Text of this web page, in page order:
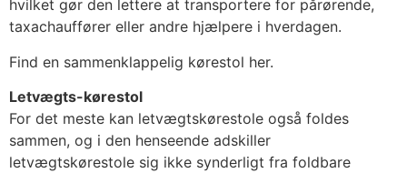
hvilket gør den lettere at transportere for pårørende,
taxachauffører eller andre hjælpere i hverdagen.
Find en sammenklappelig kørestol her.
Letvægts-kørestol
For det meste kan letvægtskørestole også foldes
sammen, og i den henseende adskiller
letvægtskørestole sig ikke synderligt fra foldbare